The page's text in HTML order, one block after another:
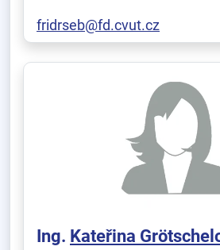
fridrseb@fd.cvut.cz
Ing. Kateřina